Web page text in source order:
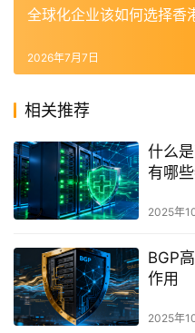
全球化企业该如何选择香
2026年7月7日
相关推荐
什么
有哪些
2025年
BGP
作用
2025年